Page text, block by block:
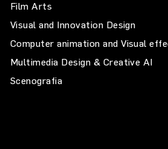
Film Arts
Visual and Innovation Design
Computer animation and Visual
Multimedia Design & Creative AI
Scenografia